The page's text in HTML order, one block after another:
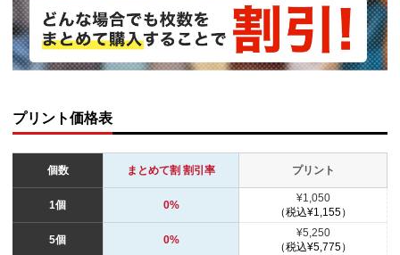
プリント価格表
個数 まとめて割 割引率 プリント
1個 0%
¥1,050
（税込¥1,155）
5個 0%
¥5,250
（税込¥5,775）